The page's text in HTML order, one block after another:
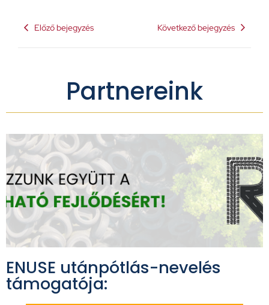
Előző bejegyzés Következő bejegyzés
Partnereink
ENUSE utánpótlás-nevelés
támogatója: